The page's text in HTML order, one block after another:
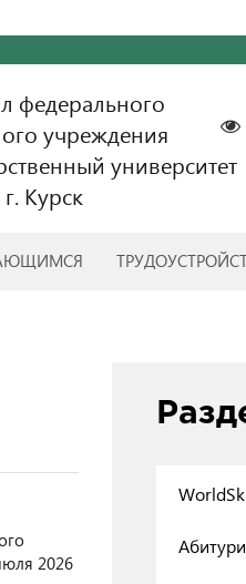
федерального
учреждения
университет
Курск
2026